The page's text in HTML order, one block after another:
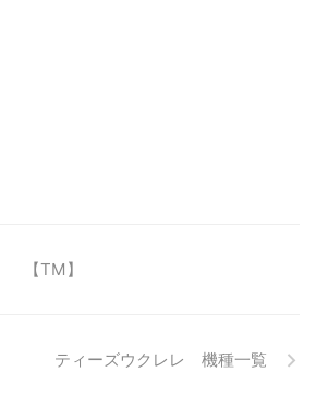
【TM】
ティーズウクレレ 機種一覧